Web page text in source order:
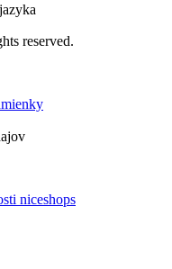
reserved.
niceshops